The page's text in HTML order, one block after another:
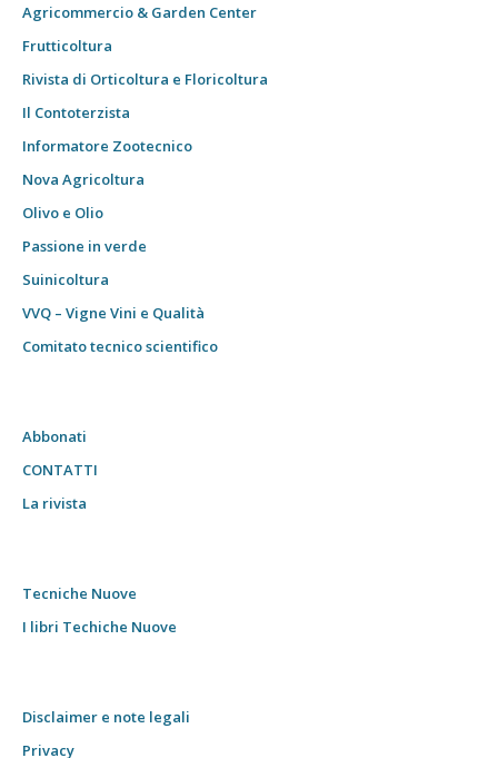
Agricommercio & Garden Center
Frutticoltura
Rivista di Orticoltura e Floricoltura
Il Contoterzista
Informatore Zootecnico
Nova Agricoltura
Olivo e Olio
Passione in verde
Suinicoltura
VVQ – Vigne Vini e Qualità
Comitato tecnico scientifico
Abbonati
CONTATTI
La rivista
Tecniche Nuove
I libri Techiche Nuove
Disclaimer e note legali
Privacy